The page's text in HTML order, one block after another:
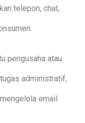
telepon, chat,
pengusaha atau
administratif,
email.